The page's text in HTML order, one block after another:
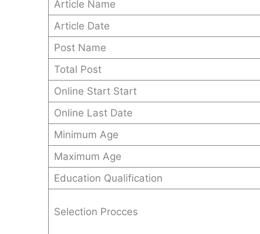
Article Name
Article Date
Post Name
Total Post
Online Start Start
Online Last Date
Minimum Age
Maximum Age
Education Qualification
Selection Procces